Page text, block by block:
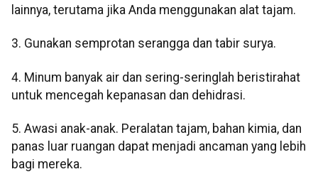
lainnya, terutama jika Anda menggunakan alat tajam.
3. Gunakan semprotan serangga dan tabir surya.
4. Minum banyak air dan sering-seringlah beristirahat
untuk mencegah kepanasan dan dehidrasi.
5. Awasi anak-anak. Peralatan tajam, bahan kimia, dan
panas luar ruangan dapat menjadi ancaman yang lebih
bagi mereka.